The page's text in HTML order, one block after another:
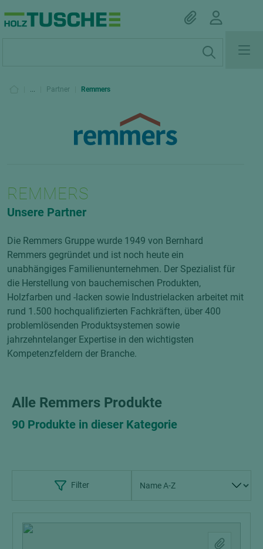
... Partner Remmers
REMMERS
Unsere Partner
Die Remmers Gruppe wurde 1949 von Bernhard
Remmers gegründet und ist noch heute ein
unabhängiges Familienunternehmen. Der Spezialist für
die Herstellung von bauchemischen Produkten,
Holzfarben und -lacken sowie Industrielacken arbeitet mit
rund 1.500 hochqualifizierten Fachkräften, über 400
problemlösenden Produktsystemen sowie
jahrzehntelanger Expertise in den wichtigsten
Kompetenzfeldern der Branche.
Alle Remmers Produkte
90 Produkte in dieser Kategorie
Filter